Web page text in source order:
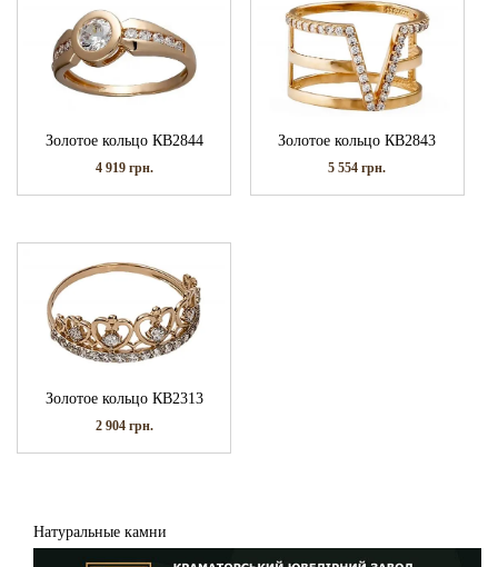
Золотое кольцо КВ2844
4 919 грн.
Золотое кольцо КВ2843
5 554грн.
Золотое кольцо КВ2313
2 904 грн.
Натуральные камни